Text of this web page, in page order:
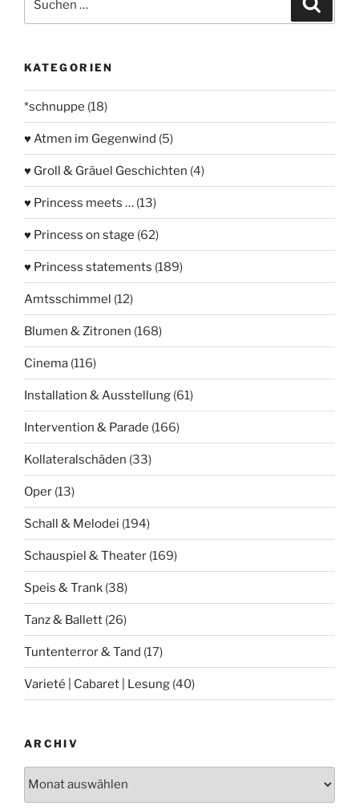
nach:
KATEGORIEN
*schnuppe (18)
♥ Atmen im Gegenwind (5)
♥ Groll & Gräuel Geschichten (4)
♥ Princess meets … (13)
♥ Princess on stage (62)
♥ Princess statements (189)
Amtsschimmel (12)
Blumen & Zitronen (168)
Cinema (116)
Installation & Ausstellung (61)
Intervention & Parade (166)
Kollateralschäden (33)
Oper (13)
Schall & Melodei (194)
Schauspiel & Theater (169)
Speis & Trank (38)
Tanz & Ballett (26)
Tuntenterror & Tand (17)
Varieté | Cabaret | Lesung (40)
ARCHIV